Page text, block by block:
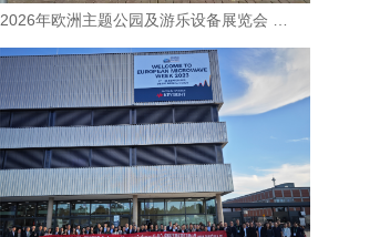
2026年欧洲主题公园及游乐设备展览会 …